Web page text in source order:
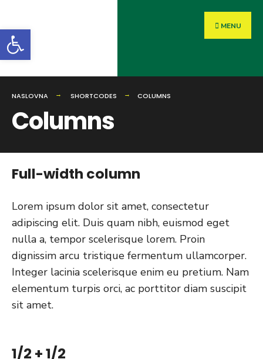
MENU
NASLOVNA SHORTCODES COLUMNS
Columns
Full-width column
Lorem ipsum dolor sit amet, consectetur
adipiscing elit. Duis quam nibh, euismod eget
nulla a, tempor scelerisque lorem. Proin
dignissim arcu tristique fermentum ullamcorper.
Integer lacinia scelerisque enim eu pretium. Nam
elementum turpis orci, ac porttitor diam suscipit
sit amet.
1/2 + 1/2
Open toolbar